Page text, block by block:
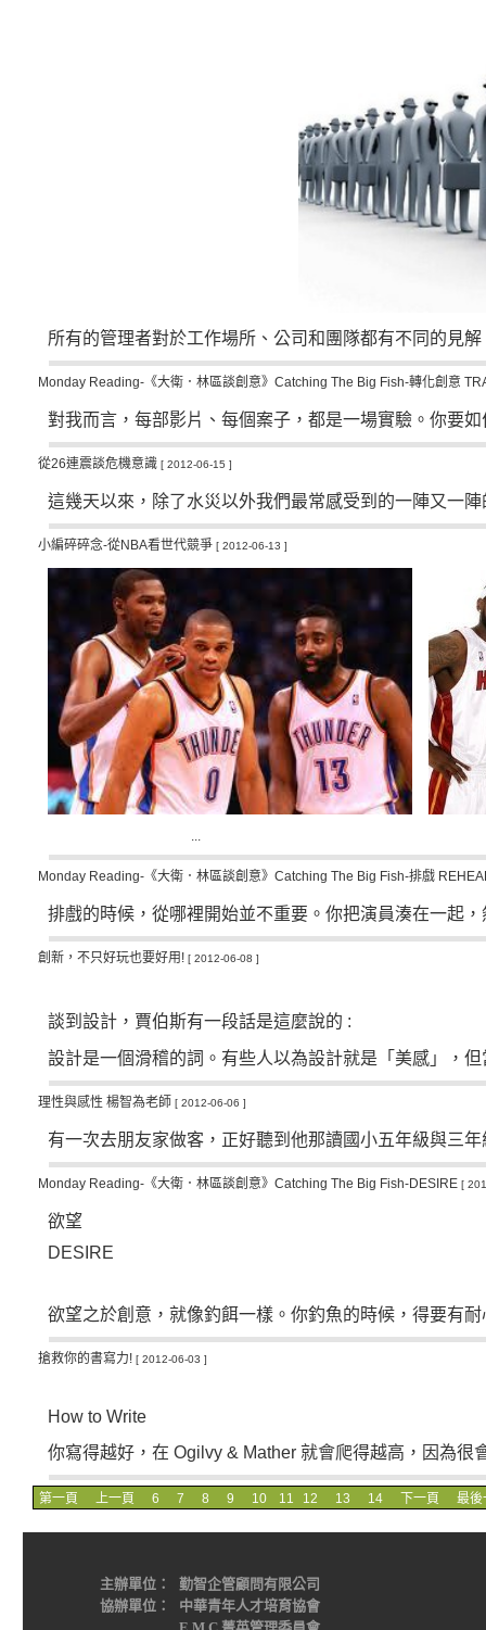
所有的管理者對於工作場所、公司和團隊都有不同的見解
Monday Reading-《大衛．林區談創意》Catching The Big Fish-轉化創意
對我而言，每部影片、每個案子，都是一場實驗。你要
從26連震談危機意識 [ 2012-06-15 ]
這幾天以來，除了水災以外我們最常感受到的一陣又一
小編碎碎念-從NBA看世代競爭 [ 2012-06-13 ]
...
Monday Reading-《大衛．林區談創意》Catching The Big Fish-排戲
排戲的時候，從哪裡開始並不重要。你把演員湊在一起
創新，不只好玩也要好用! [ 2012-06-08 ]
談到設計，賈伯斯有一段話是這麼說的 :
設計是一個滑稽的詞。有些人以為設計就是「美感」，但
理性與感性 楊智為老師 [ 2012-06-06 ]
有一次去朋友家做客，正好聽到他那讀國小五年級與三
Monday Reading-《大衛．林區談創意》Catching The Big Fish-DESIRE [
欲望
DESIRE
欲望之於創意，就像釣餌一樣。你釣魚的時候，得要有
搶救你的書寫力! [ 2012-06-03 ]
How to Write
你寫得越好，在 Ogilvy & Mather 就會爬得越高，因為很
第一頁 上一頁 6 7 8 9 10 11 12 13 14 下一頁 最後
主辦單位：
協辦單位：
勤智企管顧問有限公司
中華青年人才培育協會